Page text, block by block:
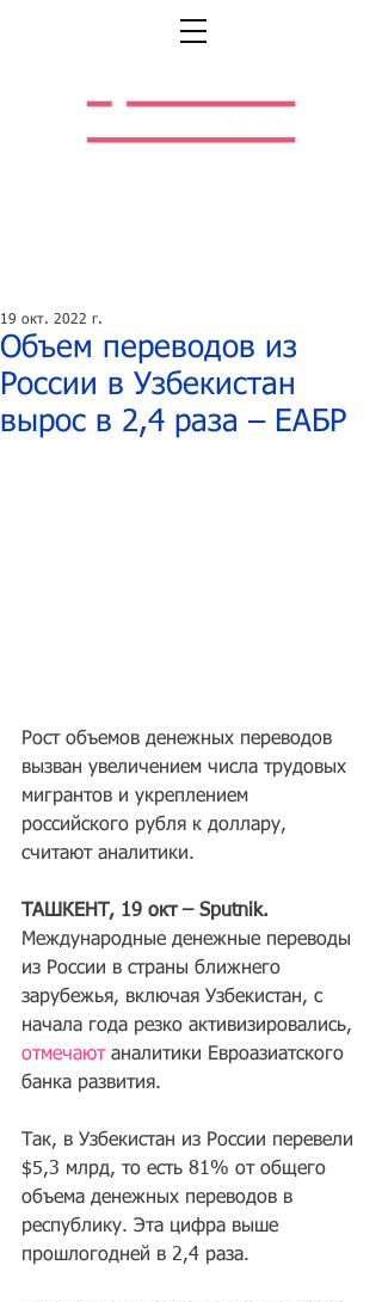
Объем переводов из
России в Узбекистан
вырос в 2,4 раза – ЕАБР
19 окт. 2022 г.
Рост объемов денежных переводов
вызван увеличением числа трудовых
мигрантов и укреплением
российского рубля к доллару,
считают аналитики.
ТАШКЕНТ, 19 окт – Sputnik.
Международные денежные переводы
из России в страны ближнего
зарубежья, включая Узбекистан, с
начала года резко активизировались,
отмечают аналитики Евроазиатского
банка развития.
Так, в Узбекистан из России перевели
$5,3 млрд, то есть 81% от общего
объема денежных переводов в
республику. Эта цифра выше
прошлогодней в 2,4 раза.